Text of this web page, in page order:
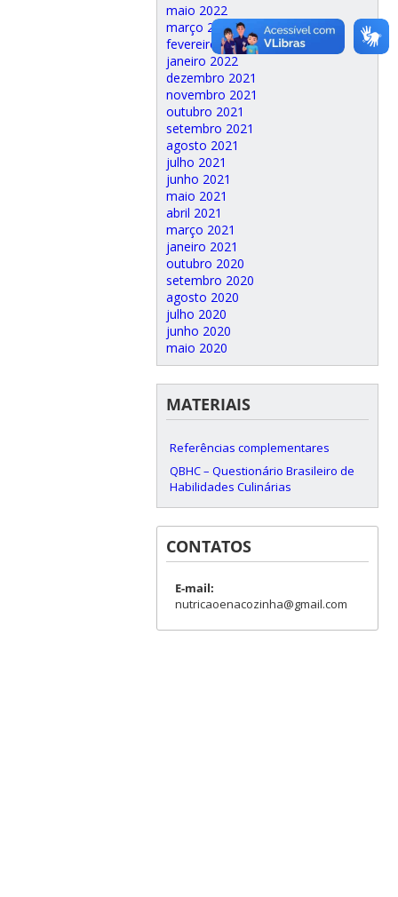
maio 2022
março 2022
fevereiro 2022
janeiro 2022
dezembro 2021
novembro 2021
outubro 2021
setembro 2021
agosto 2021
julho 2021
junho 2021
maio 2021
abril 2021
março 2021
janeiro 2021
outubro 2020
setembro 2020
agosto 2020
julho 2020
junho 2020
maio 2020
MATERIAIS
Referências complementares
QBHC – Questionário Brasileiro de
Habilidades Culinárias
CONTATOS
E-mail:
nutricaoenacozinha@gmail.com